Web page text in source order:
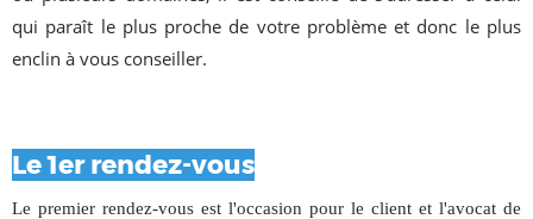
qui paraît le plus proche de votre problème et donc le plus
enclin à vous conseiller.
Le 1er rendez-vous
Le premier rendez-vous est l'occasion pour le client et l'avocat de